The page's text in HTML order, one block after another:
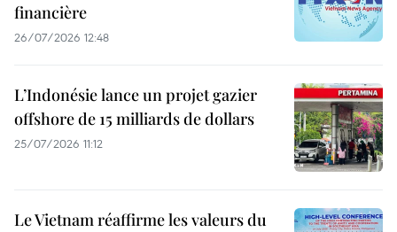
financière
26/07/2026 12:48
L’Indonésie lance un projet gazier
offshore de 15 milliards de dollars
25/07/2026 11:12
Le Vietnam réaffirme les valeurs du